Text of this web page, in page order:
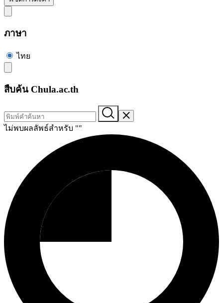
ภาษา
ไทย
สืบค้น Chula.ac.th
ไม่พบผลลัพธ์สำหรับ ""